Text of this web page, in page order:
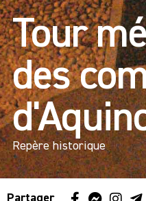
Tour
des
Repère historique
Partager